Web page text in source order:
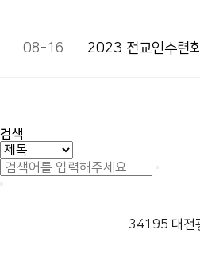
08-16 2023 전교인수련
검색
34195 대전